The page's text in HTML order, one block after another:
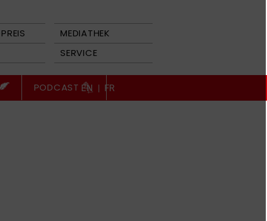
MEDIATHEK
SERVICE
PODCAST EN | FR